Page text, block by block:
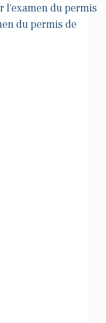
l'examen du permis
du permis de